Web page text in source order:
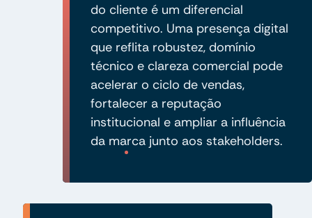
do cliente é um diferencial
competitivo. Uma presença digital
que reflita robustez, domínio
técnico e clareza comercial pode
acelerar o ciclo de vendas,
fortalecer a reputação
institucional e ampliar a influência
da marca junto aos stakeholders.